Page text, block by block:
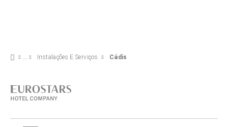
Instalações E Serviços Cádis